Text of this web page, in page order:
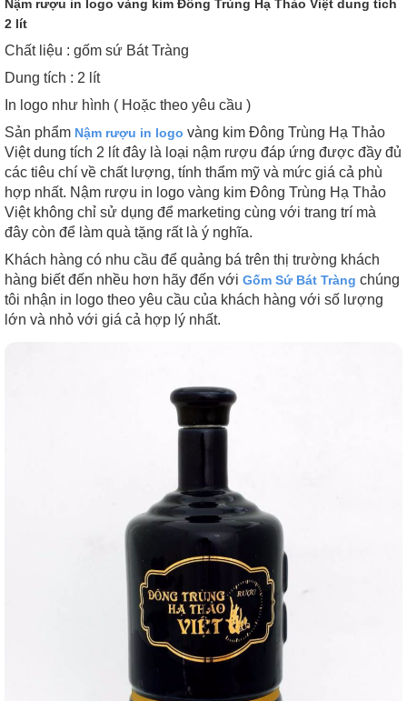
Nậm rượu in logo vàng kim Đông Trùng Hạ Thảo Việt dung tích
2 lít
Chất liệu : gốm sứ Bát Tràng
Dung tích : 2 lít
In logo như hình ( Hoặc theo yêu cầu )
Sản phẩm Nậm rượu in logo vàng kim Đông Trùng Hạ Thảo
Việt dung tích 2 lít đây là loại nậm rượu đáp ứng được đầy đủ
các tiêu chí về chất lượng, tính thẩm mỹ và mức giá cả phù
hợp nhất. Nậm rượu in logo vàng kim Đông Trùng Hạ Thảo
Việt không chỉ sử dụng để marketing cùng với trang trí mà
đây còn để làm quà tặng rất là ý nghĩa.
Khách hàng có nhu cầu để quảng bá trên thị trường khách
hàng biết đến nhều hơn hãy đến với Gốm Sứ Bát Tràng chúng
tôi nhận in logo theo yêu cầu của khách hàng với số lượng
lớn và nhỏ với giá cả hợp lý nhất.